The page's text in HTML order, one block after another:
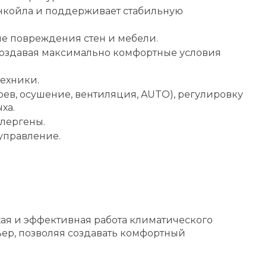
и поддерживает стабильную
повреждения стен и мебели.
максимально комфортные условия
осушение, вентиляция, AUTO), регулировку
и эффективная работа климатического
позволяя создавать комфортный